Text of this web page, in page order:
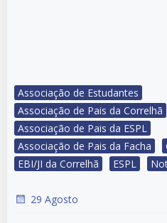
Associação de Estudantes
Associação de Pais da Correlhã
Associação de Pais da ESPL
Associação de Pais da Facha
EBI/JI da Correlhã
ESPL
29 Agosto